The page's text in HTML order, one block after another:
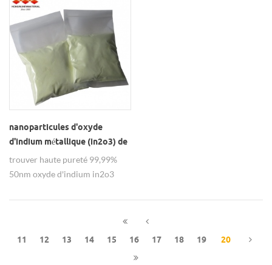
nanoparticules d'oxyde
d'indium métallique (in2o3) de
haute pureté à 99,99%
trouver haute pureté 99,99%
50nm oxyde d'indium in2o3
la qualité garantie.
11 12 13 14 15 16 17 18 19 20